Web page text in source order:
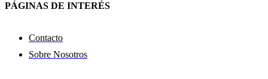
PÁGINAS DE INTERÉS
Contacto
Sobre Nosotros